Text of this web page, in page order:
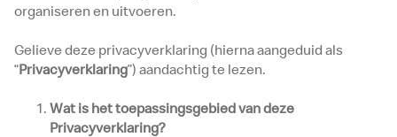
organiseren en uitvoeren.
Gelieve deze privacyverklaring (hierna aangeduid als
“Privacyverklaring”) aandachtig te lezen.
Wat is het toepassingsgebied van deze
Privacyverklaring?